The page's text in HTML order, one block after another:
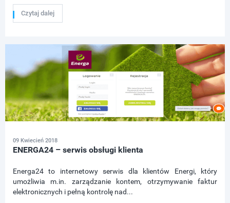
Czytaj dalej
09 Kwiecień 2018
ENERGA24 – serwis obsługi klienta
Energa24 to internetowy serwis dla klientów Energi, który
umożliwia m.in. zarządzanie kontem, otrzymywanie faktur
elektronicznych i pełną kontrolę nad...